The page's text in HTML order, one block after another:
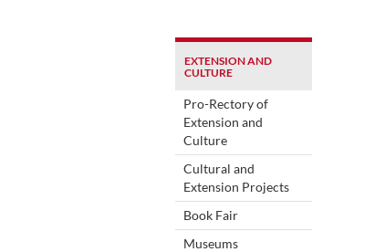
EXTENSION AND
CULTURE
Pro-Rectory of
Extension and
Culture
Cultural and
Extension Projects
Book Fair
Museums